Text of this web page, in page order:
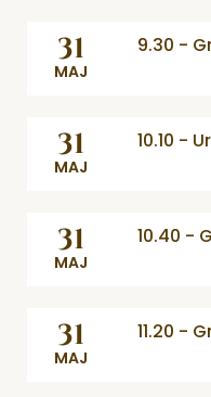
9.30 -
31
MAJ
10.10 -
31
MAJ
10.40 -
31
MAJ
11.20 -
31
MAJ